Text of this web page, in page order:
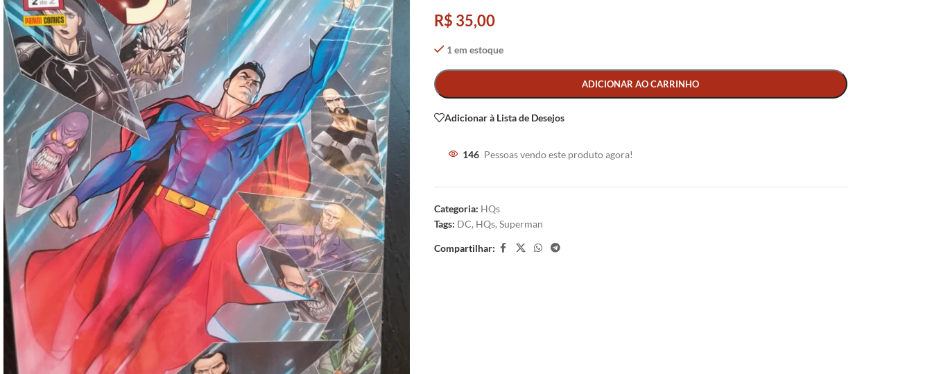
R$ 35,00
1 em estoque
ADICIONAR AO CARRINHO
Alternative:
Adicionar à Lista de Desejos
146 Pessoas vendo este produto agora!
Categoria: HQs
Tags: DC, HQs, Superman
Compartilhar: